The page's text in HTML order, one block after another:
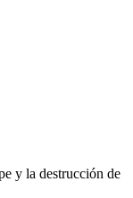
y la destrucción de